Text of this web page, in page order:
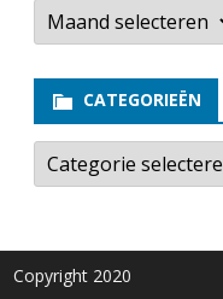
E
r
e
e
b
r
t
e
CATEGORIEËN
C
t
o
r
i
Copyright 2020